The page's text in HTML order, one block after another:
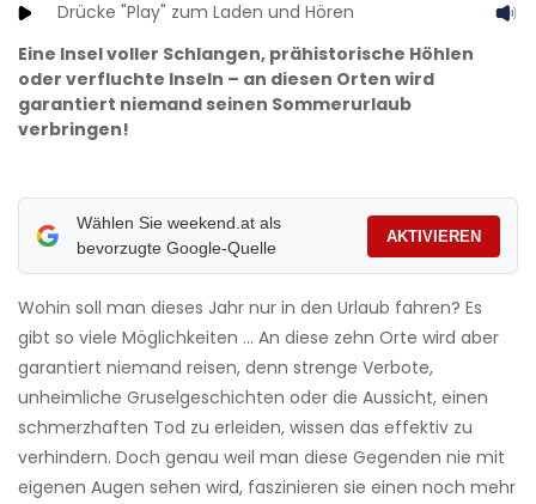
Drücke "Play" zum Laden und Hören
Eine Insel voller Schlangen, prähistorische Höhlen
oder verfluchte Inseln – an diesen Orten wird
garantiert niemand seinen Sommerurlaub
verbringen!
Wählen Sie weekend.at als
bevorzugte Google-Quelle
AKTIVIEREN
Wohin soll man dieses Jahr nur in den Urlaub fahren? Es
gibt so viele Möglichkeiten … An diese zehn Orte wird aber
garantiert niemand reisen, denn strenge Verbote,
unheimliche Gruselgeschichten oder die Aussicht, einen
schmerzhaften Tod zu erleiden, wissen das effektiv zu
verhindern. Doch genau weil man diese Gegenden nie mit
eigenen Augen sehen wird, faszinieren sie einen noch mehr